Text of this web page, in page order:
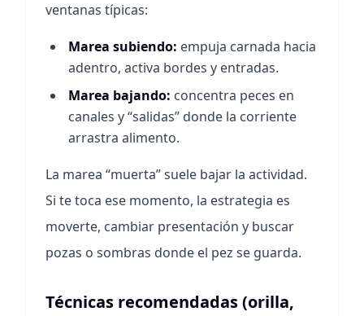
ventanas típicas:
Marea subiendo: empuja carnada hacia
adentro, activa bordes y entradas.
Marea bajando: concentra peces en
canales y “salidas” donde la corriente
arrastra alimento.
La marea “muerta” suele bajar la actividad.
Si te toca ese momento, la estrategia es
moverte, cambiar presentación y buscar
pozas o sombras donde el pez se guarda.
Técnicas recomendadas (orilla,